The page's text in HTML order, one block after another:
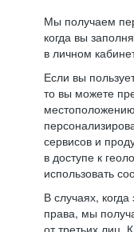
Мы получаем
когда вы
в личном
Если вы
то вы можете
сервисов и
в доступе к
использовать
В случаях,
права, мы
от третьих лиц.